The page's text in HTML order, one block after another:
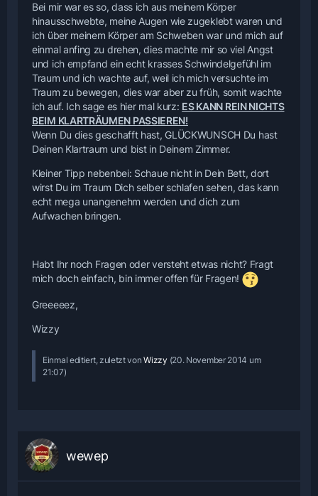
Bei mir war es so, dass ich aus meinem Körper
hinausschwebte, meine Augen wie zugeklebt waren und
ich über meinem Körper am Schweben war und mich auf
einmal anfing zu drehen, dies machte mir so viel Angst
und ich empfand ein echt krasses Schwindelgefühl im
Traum und ich wachte auf, weil ich mich versuchte im
Traum zu bewegen, dies war aber zu früh, somit wachte
ich auf. Ich sage es hier mal kurz: ES KANN REIN NICHTS
BEIM KLARTRÄUMEN PASSIEREN!
Wenn Du dies geschafft hast, GLÜCKWUNSCH Du hast
Deinen Klartraum und bist in Deinem Zimmer.
Kleiner Tipp nebenbei: Schaue nicht in Dein Bett, dort
wirst Du im Traum Dich selber schlafen sehen, das kann
echt mega unangenehm werden und dich zum
Aufwachen bringen.
Habt Ihr noch Fragen oder versteht etwas nicht? Fragt
mich doch einfach, bin immer offen für Fragen!
Greeeeez,
Wizzy
Einmal editiert, zuletzt vonWizzy (20. November 2014 um
21:07)
wewep